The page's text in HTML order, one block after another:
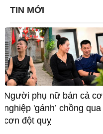
TIN MỚI
Người phụ nữ bán cả cơ
nghiệp 'gánh’ chồng qua
cơn đột quỵ